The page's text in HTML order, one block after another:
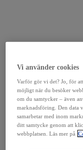
Vi använder cookies
Varför gör vi det? Jo, för
möjligt när du besöker
om du samtycker – även
marknadsföring. Den data
samarbetar med inom
ditt samtycke genom att
webbplatsen. Läs mer på